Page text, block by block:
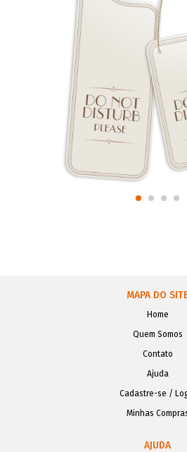
MAPA DO
Home
Quem Somos
Contato
Ajuda
Cadastre-se /
Minhas
AJUDA